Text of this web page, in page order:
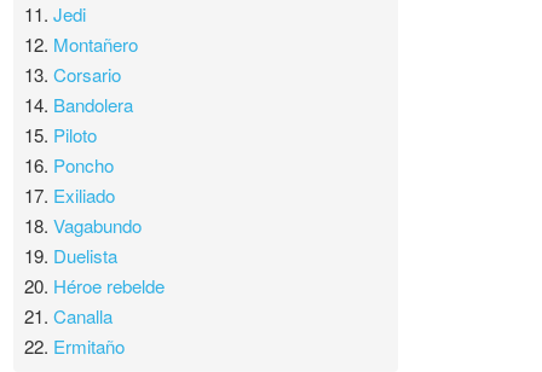
11.Jedi
12. Montañero
13.Corsario
14. Bandolera
15. Piloto
16. Poncho
17. Exiliado
18.Vagabundo
19. Duelista
20. Héroe rebelde
21.Canalla
22. Ermitaño